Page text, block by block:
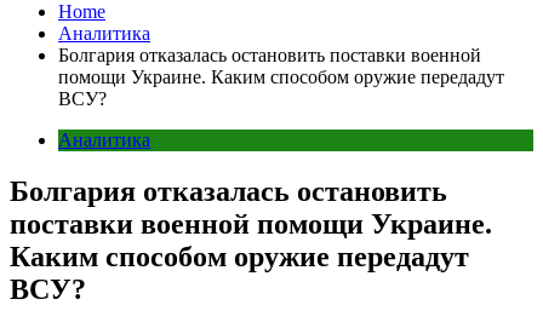
Home
Аналитика
Болгария отказалась остановить поставки военной
помощи Украине. Каким способом оружие передадут
ВСУ?
Аналитика
Болгария отказалась остановить
поставки военной помощи Украине.
Каким способом оружие передадут
ВСУ?